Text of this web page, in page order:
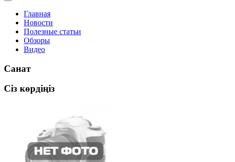
Главная
Новости
Полезные статьи
Обзоры
Видео
Санат
Сіз көрдіңіз